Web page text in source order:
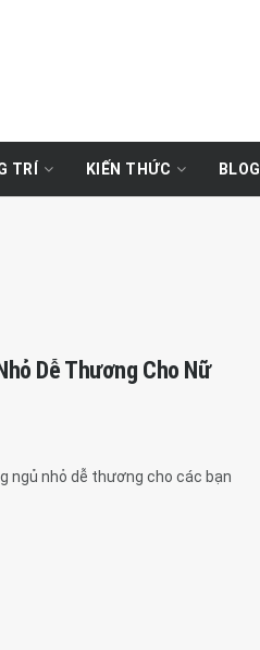
TRÍ KIẾN THỨC BLOG
Dễ Thương Cho Nữ
ngủ nhỏ dễ thương cho các bạn